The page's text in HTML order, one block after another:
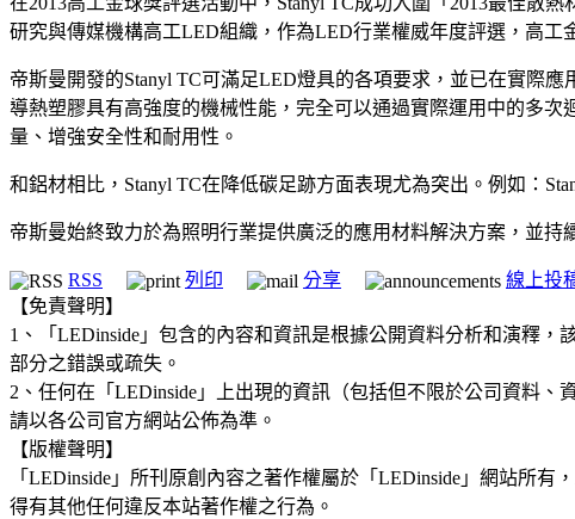
研究與傳媒機構高工LED組織，作為LED行業權威年度評選，高工
帝斯曼開發的Stanyl TC可滿足LED燈具的各項要求，並已在實際
導熱塑膠具有高強度的機械性能，完全可以通過實際運用中的多
量、增強安全性和耐用性。
和鋁材相比，Stanyl TC在降低碳足跡方面表現尤為突出。例如：
帝斯曼始終致力於為照明行業提供廣泛的應用材料解決方案，並持
RSS 列印 分享
線上投
【免責聲明】
1、「LEDinside」包含的內容和資訊是根據公開資料分析和演釋
部分之錯誤或疏失。
2、任何在「LEDinside」上出現的資訊（包括但不限於公司資料
請以各公司官方網站公佈為準。
【版權聲明】
「LEDinside」所刊原創內容之著作權屬於「LEDinside」網站所
得有其他任何違反本站著作權之行為。